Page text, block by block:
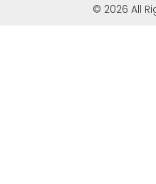
© 2026 All